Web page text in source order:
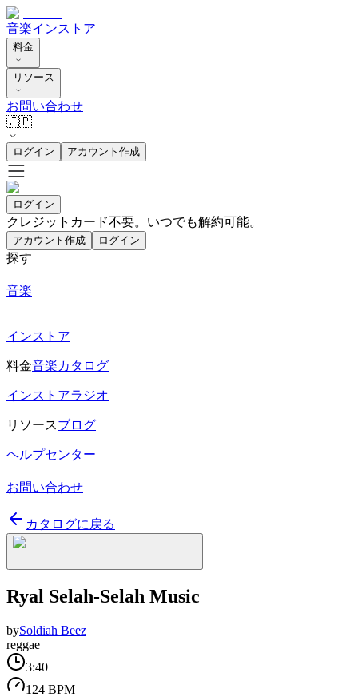
音楽インストア
料金
リソース
お問い合わせ
🇯🇵
ログイン アカウント作成
ログイン
クレジットカード不要。いつでも解約可能。
アカウント作成 ログイン
探す
音楽
インストア
料金音楽カタログ
インストアラジオ
リソースブログ
ヘルプセンター
お問い合わせ
カタログに戻る
Ryal Selah-Selah Music
bySoldiah Beez
reggae
3:40
124 BPM